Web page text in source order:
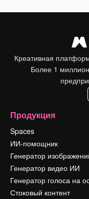
Креативная
Более 1
Продукция
Spaces
ИИ-помощник
Генератор
Генератор видео ИИ
Генератор голоса на
Стоковый контент